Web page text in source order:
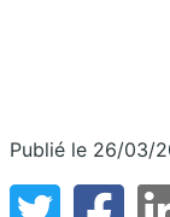
Publié le 26/03/